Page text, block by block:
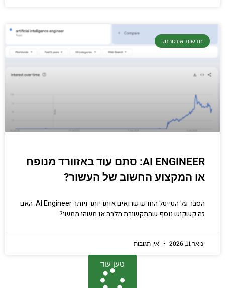
חדשות אינטרנט
AI ENGINEER: סתם עוד באזוורד מנופח
או המקצוע החשוב של העשור?
הסבר על הטייטל החדש שרואים אותו יותר ויותר AI Engineer. האם
זה קשקוש נוסף שהתקשורת מלבה או משהו ממשי?
ינואר 11, 2026 אין תגובות
טען עוד